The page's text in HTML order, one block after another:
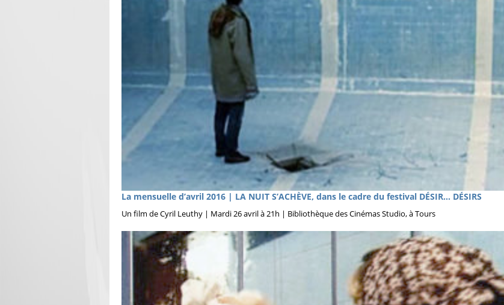
La mensuelle d’avril 2016 | LA NUIT S’ACHÈVE, dans le cadre du festival DÉSIR… DÉSIRS
Un film de Cyril Leuthy | Mardi 26 avril à 21h | Bibliothèque des Cinémas Studio, à Tours